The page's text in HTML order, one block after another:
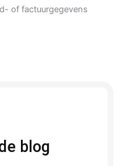
of factuurgegevens
blog